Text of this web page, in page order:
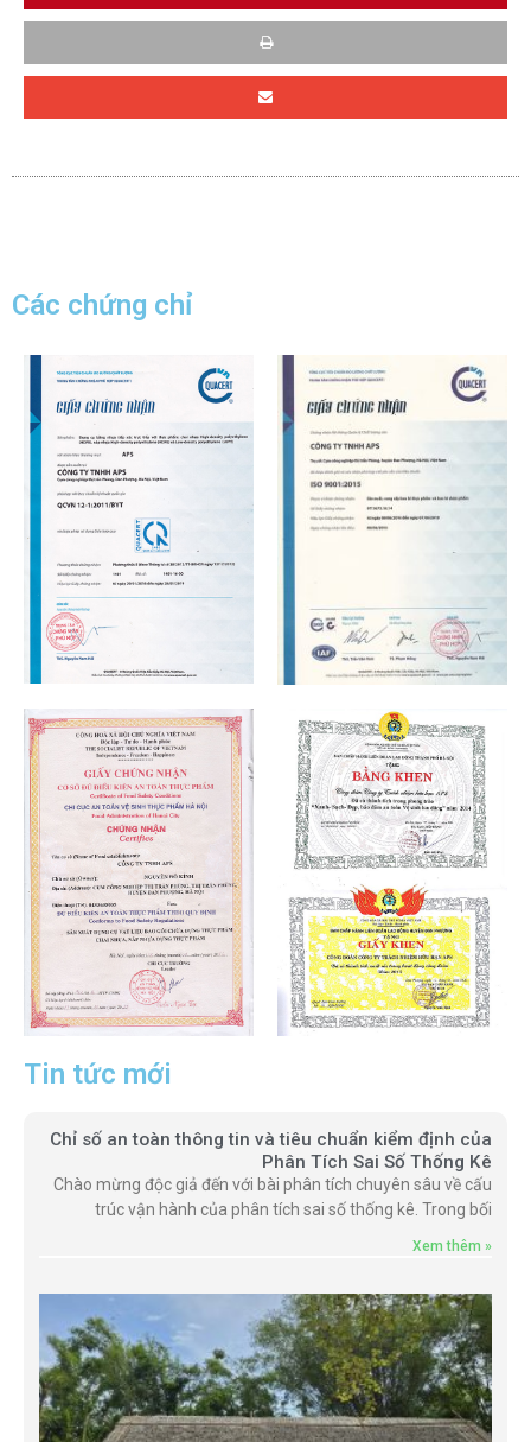
Các chứng chỉ
Tin tức mới
Chỉ số an toàn thông tin và tiêu chuẩn kiểm định của
Phân Tích Sai Số Thống Kê
Chào mừng độc giả đến với bài phân tích chuyên sâu về cấu
trúc vận hành của phân tích sai số thống kê. Trong bối
Xem thêm »